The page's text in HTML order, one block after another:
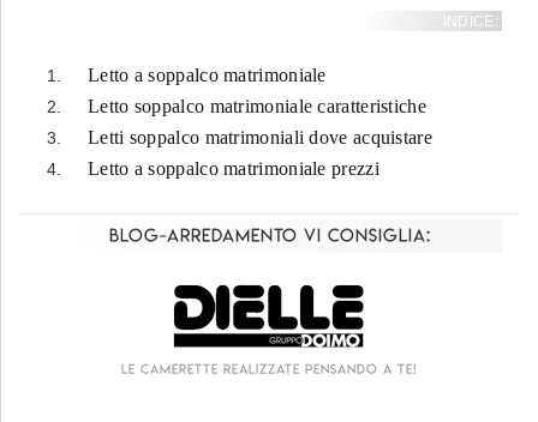
INDICE:
Letto a soppalco matrimoniale
Letto soppalco matrimoniale caratteristiche
Letti soppalco matrimoniali dove acquistare
Letto a soppalco matrimoniale prezzi
Blog-Arredamento vi consiglia:
Le camerette realizzate pensando a te!